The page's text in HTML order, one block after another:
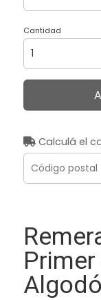
Cantidad
Calculá el